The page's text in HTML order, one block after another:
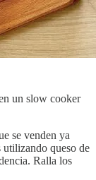
un slow cooker
se venden ya
utilizando queso de
Ralla los